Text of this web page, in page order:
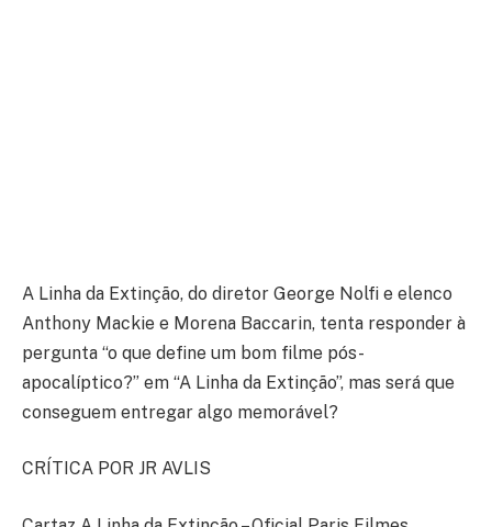
A Linha da Extinção, do diretor George Nolfi e elenco
Anthony Mackie e Morena Baccarin, tenta responder à
pergunta “o que define um bom filme pós-
apocalíptico?” em “A Linha da Extinção”, mas será que
conseguem entregar algo memorável?
CRÍTICA POR JR AVLIS